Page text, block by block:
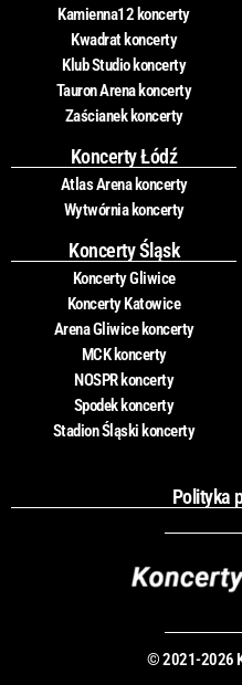
Kamienna12 koncerty
Kwadrat koncerty
Klub Studio koncerty
Tauron Arena koncerty
Zaścianek koncerty
Koncerty Łódź
Atlas Arena koncerty
Wytwórnia koncerty
Koncerty Śląsk
Koncerty Gliwice
Koncerty Katowice
Arena Gliwice koncerty
MCK koncerty
NOSPR koncerty
Spodek koncerty
Stadion Śląski koncerty
Polityka
© 2021-2026